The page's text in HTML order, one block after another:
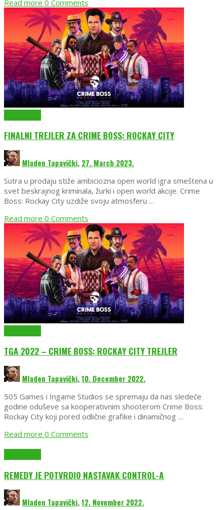
Read more 0 Comments
FINALNI TREJLER ZA CRIME BOSS: ROCKAY CITY
Mladen Tapavički, 27. March 2023.
Sutra u prodaju stiže ambiciozna open world igra smeštena u
svet beskrajnog kriminala, žurki i open world akcije. Crime
Boss: Rockay City uzdiže svoju atmosferu …
Read more 0 Comments
TGA 2022 – CRIME BOSS: ROCKAY CITY TREJLER
Mladen Tapavički,10. December 2022.
505 Games i Ingame Studios se spremaju da nas sledeće
godine oduševe sa kooperativnim shooterom Crime Boss:
Rockay City koji pored odlične grafike i dinamičnog …
Read more 0 Comments
REMEDY JE POTVRDIO NASTAVAK CONTROL-A
Mladen Tapavički,12. November 2022.